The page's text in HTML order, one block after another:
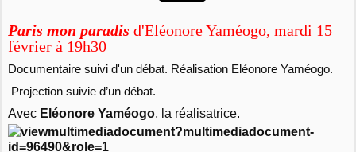
Paris mon paradis d'Eléonore Yaméogo, mardi 15
février à 19h30
Documentaire suivi d'un débat. Réalisation Eléonore Yaméogo.
Projection suivie d’un débat.
Avec Eléonore Yaméogo, la réalisatrice.